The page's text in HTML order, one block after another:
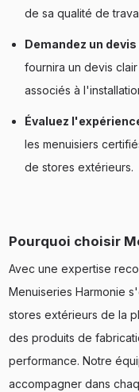
de sa qualité de
Demandez un
fournira un devis
associés à
Évaluez
les menuisiers
de stores extérieurs.
Pourquoi choisir
Avec une expertise
Menuiseries Harmonie
stores extérieurs de la
des produits de
performance. Notre
accompagner dans